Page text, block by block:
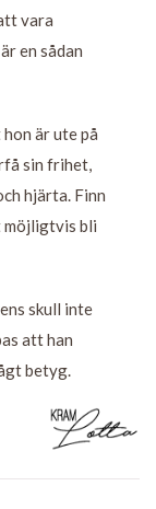
vara
en sådan
är ute på
sin frihet,
hjärta. Finn
möjligtvis bli
skull inte
att han
betyg.